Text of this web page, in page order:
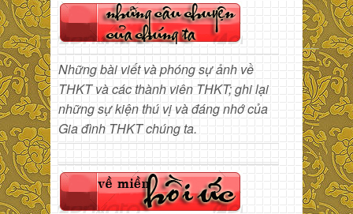
Những bài viết và phóng sự ảnh về
THKT và các thành viên THKT; ghi lại
những sự kiện thú vị và đáng nhớ của
Gia đình THKT chúng ta.